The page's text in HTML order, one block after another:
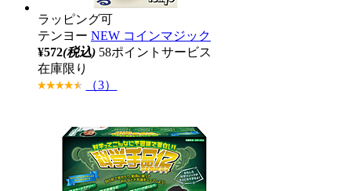
ラッピング可
テンヨー NEW コインマジック
¥572(税込) 58ポイントサービス
在庫限り
（3）